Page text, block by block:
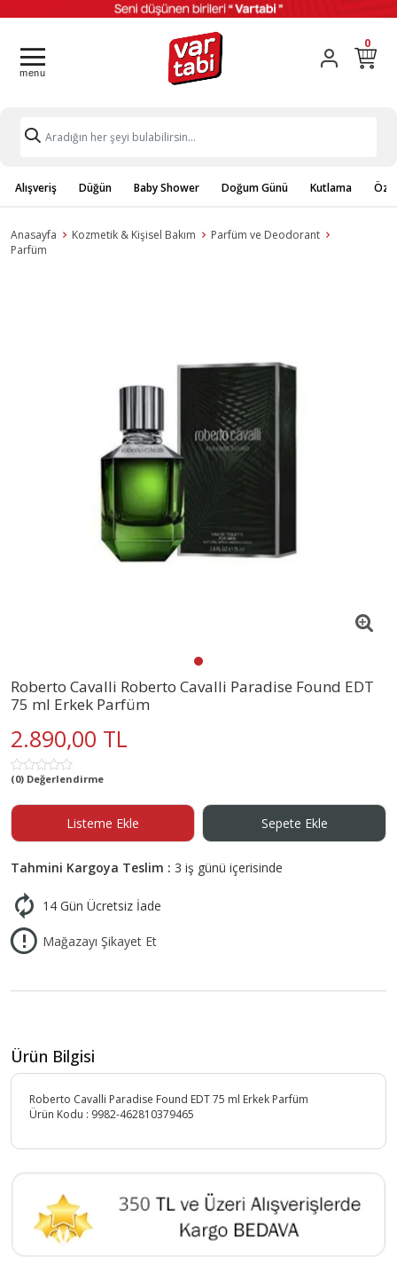
0
Alışveriş Düğün Baby Shower Doğum Günü Kutlama
Anasayfa Kozmetik & Kişisel Bakım
Parfüm ve Deodorant
Parfüm
Roberto Cavalli Roberto Cavalli Paradise Found EDT
75 ml Erkek Parfüm
2.890,00 TL
(0) Değerlendirme
Listeme Ekle Sepete Ekle
Tahmini Kargoya Teslim : 3 iş günü içerisinde
14 Gün Ücretsiz İade
Mağazayı Şikayet Et
Ürün Bilgisi
Roberto Cavalli Paradise Found EDT 75 ml Erkek Parfüm
Ürün Kodu : 9982-462810379465